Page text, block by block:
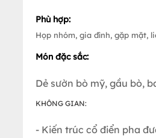
Phù hợp:
Họp nhóm, gia đình, gặp mặt,
Món đặc sắc:
Dẻ sườn bò mỹ, gầu bò,
KHÔNG GIAN:
- Kiến trúc cổ điển pha